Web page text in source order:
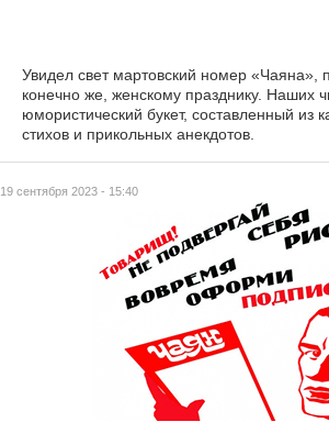
19 сентября 2023 - 15:40
Увидел свет мартовский номер «Чаяна»,
конечно же, женскому празднику. Наших читательниц ждёт
юмористический букет, составленный из
стихов и прикольных анекдотов.